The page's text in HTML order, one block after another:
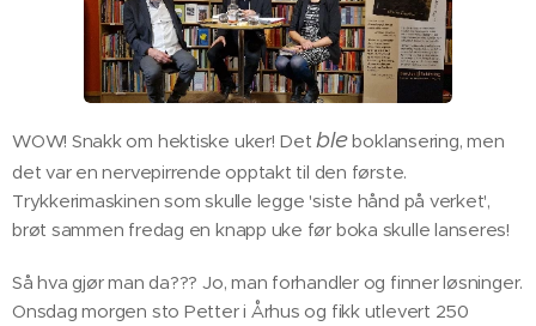
WOW! Snakk om hektiske uker! Det bleboklansering, men
det var en nervepirrende opptakt til den første.
Trykkerimaskinen som skulle legge 'siste hånd på verket',
brøt sammen fredag en knapp uke før boka skulle lanseres!
Så hva gjør man da??? Jo, man forhandler og finner løsninger.
Onsdag morgen sto Petter i Århus og fikk utlevert 250